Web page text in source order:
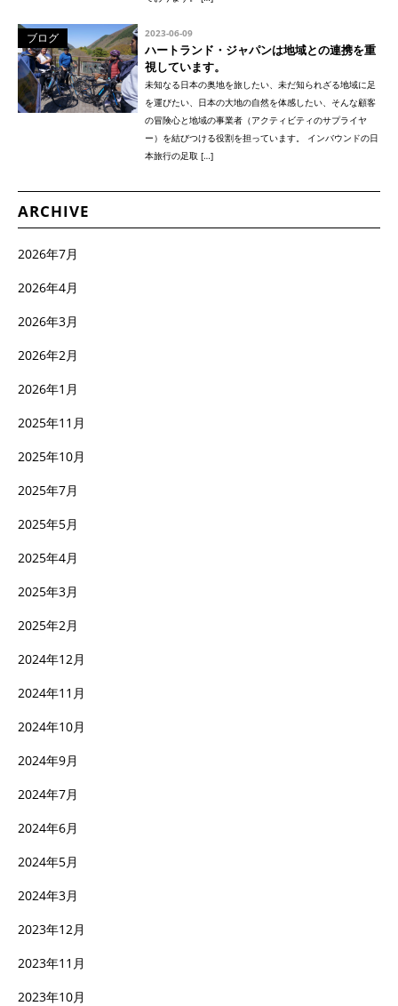
ブログ 2023-06-09
ハートランド・ジャパンは地域との連携を重
視しています。
未知なる日本の奥地を旅したい、未だ知られざる地域に足
を運びたい、日本の大地の自然を体感したい、そんな顧客
の冒険心と地域の事業者（アクティビティのサプライヤ
ー）を結びつける役割を担っています。 インバウンドの日
本旅行の足取 […]
ARCHIVE
2026年7月
2026年4月
2026年3月
2026年2月
2026年1月
2025年11月
2025年10月
2025年7月
2025年5月
2025年4月
2025年3月
2025年2月
2024年12月
2024年11月
2024年10月
2024年9月
2024年7月
2024年6月
2024年5月
2024年3月
2023年12月
2023年11月
2023年10月